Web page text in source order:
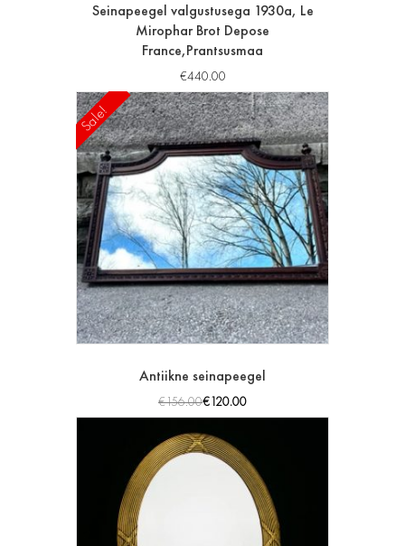
Seinapeegel valgustusega 1930a, Le
Mirophar Brot Depose
France,Prantsusmaa
€440.00
Sale!
Antiikne seinapeegel
€156.00€120.00